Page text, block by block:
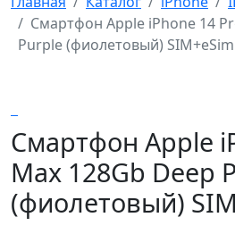
Смартфон Apple iPhone 14
Purple (фиолетовый) SIM+eSim
Смартфон Apple
Max 128Gb Deep
(фиолетовый)